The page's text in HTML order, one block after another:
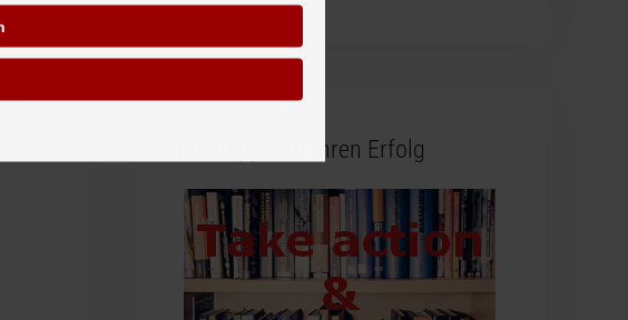
Buchtipps für Ihren Erfolg